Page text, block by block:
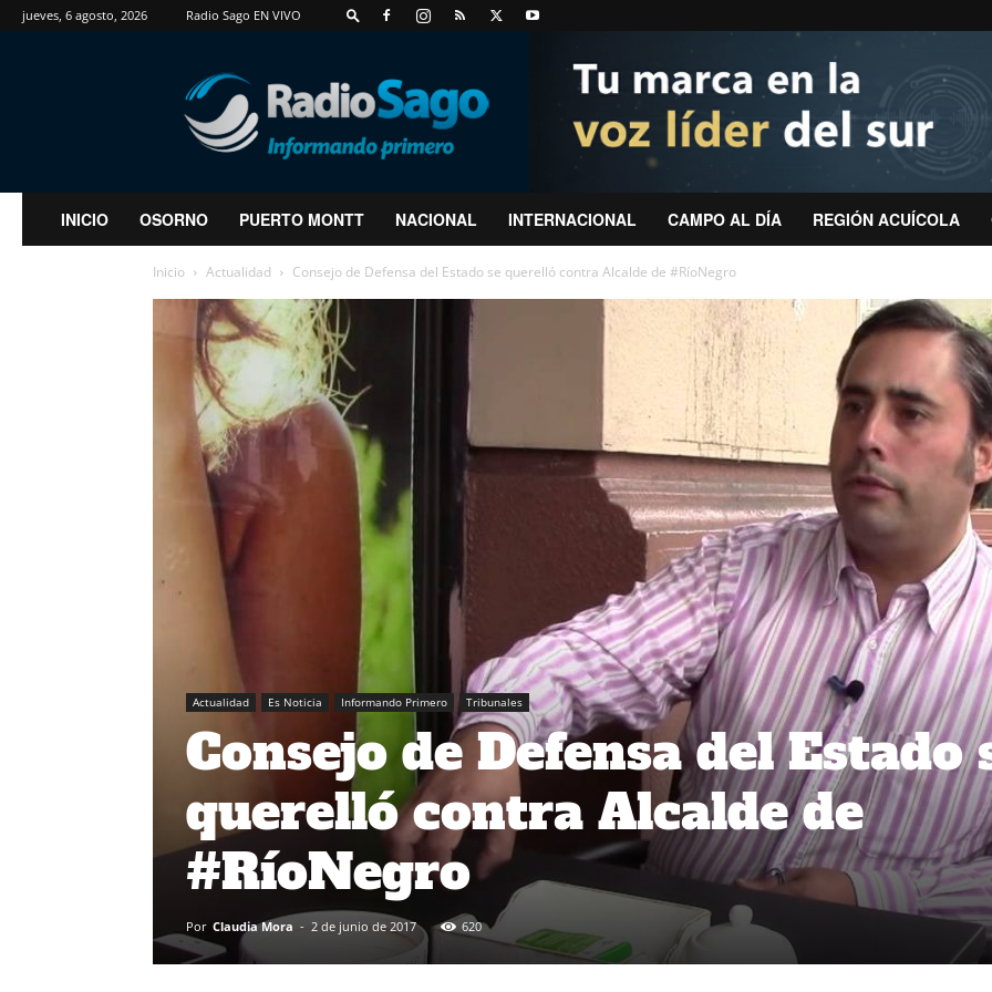
jueves, 6 agosto, 2026 Radio Sago EN VIVO
RadioSago
INICIO OSORNO PUERTO MONTT NACIONAL INTERNACIONAL CAMPO AL DÍA REGIÓN ACUÍCOLA
Inicio Actualidad Consejo de Defensa del Estado se querelló contra Alcalde de #RíoNegro
Actualidad Es Noticia Informando Primero Tribunales
Consejo de Defensa del Estado
querelló contra Alcalde de
#RíoNegro
Por Claudia Mora - 2 de junio de 2017 620